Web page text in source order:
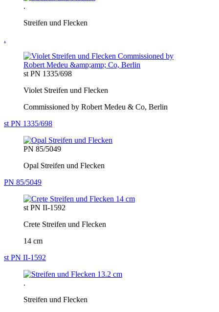
.
Streifen und Flecken
.
st PN 1335/698
Violet Streifen und Flecken
Commissioned by Robert Medeu & Co, Berlin
st PN 1335/698
PN 85/5049
Opal Streifen und Flecken
PN 85/5049
st PN II-1592
Crete Streifen und Flecken
14 cm
st PN II-1592
.
Streifen und Flecken